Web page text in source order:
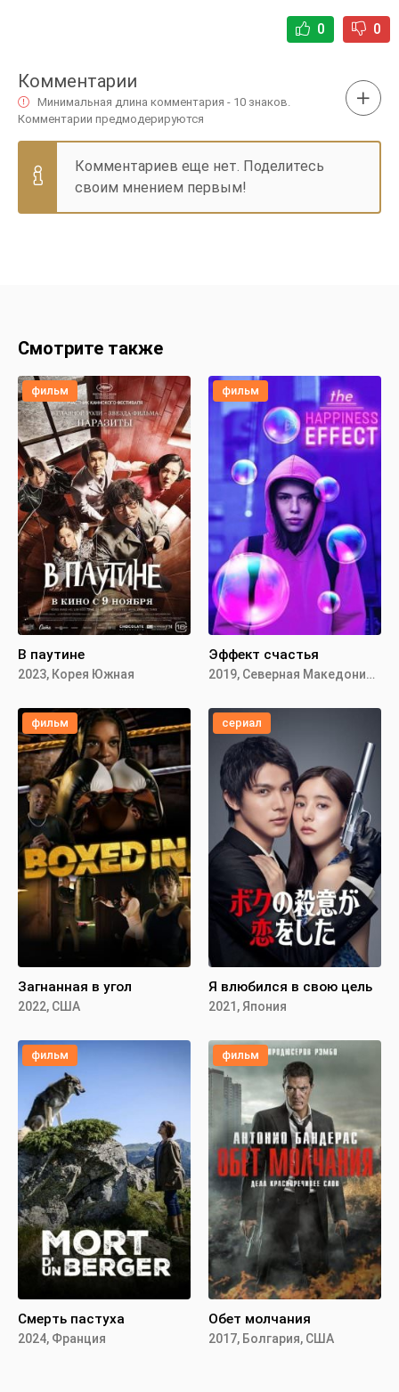
0 0
Комментарии
Минимальная длина комментария - 10 знаков.
Комментарии предмодерируются
Комментариев еще нет. Поделитесь
своим мнением первым!
Смотрите также
фильм
В паутине
2023, Корея Южная
фильм
Эффект счастья
2019, Северная Македония, Албания,
фильм
Загнанная в угол
2022, США
сериал
Я влюбился в свою цель
2021, Япония
фильм
Смерть пастуха
2024, Франция
фильм
Обет молчания
2017, Болгария, США